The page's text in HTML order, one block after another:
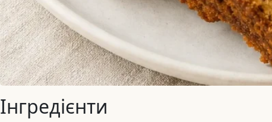
Інгредієнти